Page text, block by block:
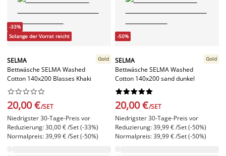
-33%
Solange der Vorrat reicht
SELMA
Bettwäsche SELMA Washed
Cotton 140x200 Blasses Khaki
Gold






20,00 €/SET
Niedrigster 30-Tage-Preis vor
Reduzierung: 30,00 € /Set (-33%)
Normalpreis: 39,99 € /Set (-50%)
-50%
SELMA
Bettwäsche SELMA Washed
Cotton 140x200 sand dunkel
Gold






20,00 €/SET
Niedrigster 30-Tage-Preis vor
Reduzierung: 39,99 € /Set (-50%)
Normalpreis: 39,99 € /Set (-50%)